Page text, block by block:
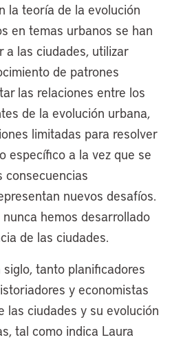
la teoría de la evolución
en temas urbanos se han
a las ciudades, utilizar
de patrones
las relaciones entre los
de la evolución urbana,
limitadas para resolver
específico a la vez que se
consecuencias
nuevos desafíos.
hemos desarrollado
de las ciudades.
tanto planificadores
y economistas
las ciudades y su evolución
tal como indica Laura